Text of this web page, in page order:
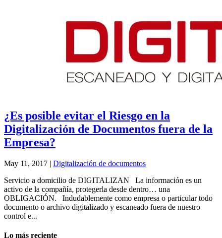
¿Es posible evitar el Riesgo en la
Digitalización de Documentos fuera de la
Empresa?
May 11, 2017 | Digitalización de documentos
Servicio a domicilio de DIGITALIZAN La información es un
activo de la compañía, protegerla desde dentro… una
OBLIGACIÓN. Indudablemente como empresa o particular todo
documento o archivo digitalizado y escaneado fuera de nuestro
control e...
Lo más reciente